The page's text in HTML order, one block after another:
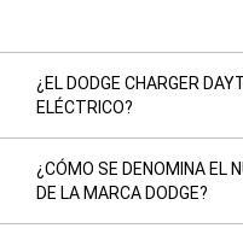
¿EL DODGE CHARGER
ELÉCTRICO?
¿CÓMO SE DENOMINA EL
DE LA MARCA DODGE?